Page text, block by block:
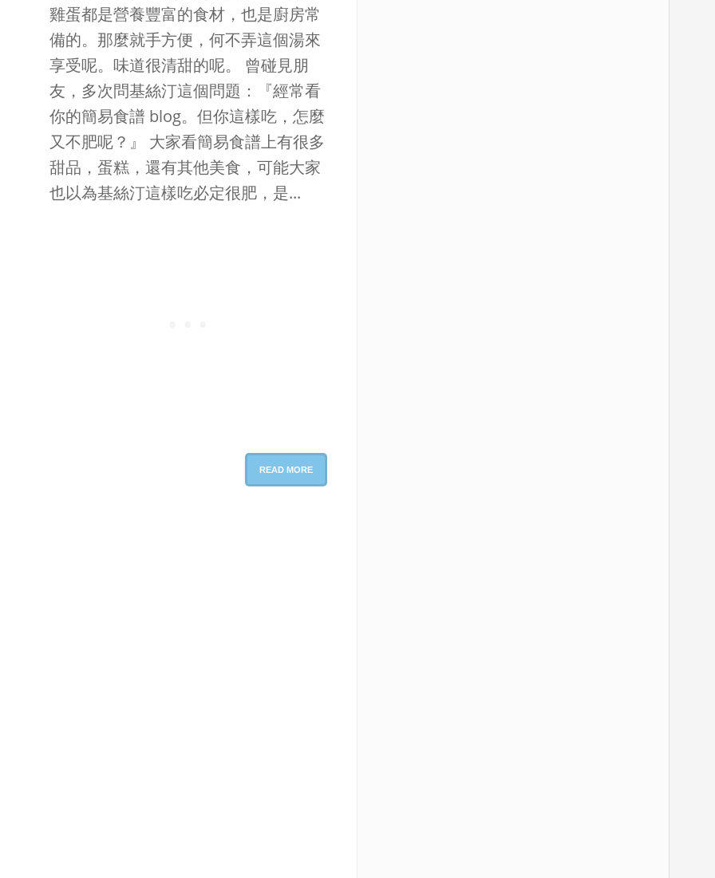
雞蛋都是營養豐富的食材，也是廚房常
備的。那麼就手方便，何不弄這個湯來
享受呢。味道很清甜的呢。 曾碰見朋
友，多次問基絲汀這個問題：『經常看
你的簡易食譜 blog。但你這樣吃，怎麼
又不肥呢？』 大家看簡易食譜上有很多
甜品，蛋糕，還有其他美食，可能大家
也以為基絲汀這樣吃必定很肥，是...
READ MORE